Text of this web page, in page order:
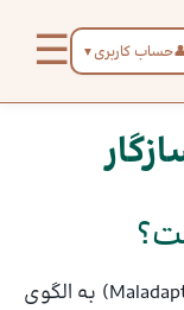
حساب کاربری ▼
☰
خیال‌پردازی ناسازگار (Maladaptive Daydreaming) به الگوی